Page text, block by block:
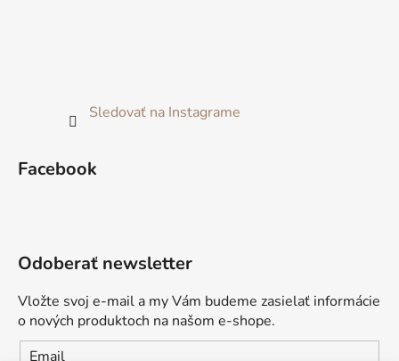
Sledovať na Instagrame
Facebook
Odoberať newsletter
Vložte svoj e-mail a my Vám budeme zasielať informácie
o nových produktoch na našom e-shope.
Email